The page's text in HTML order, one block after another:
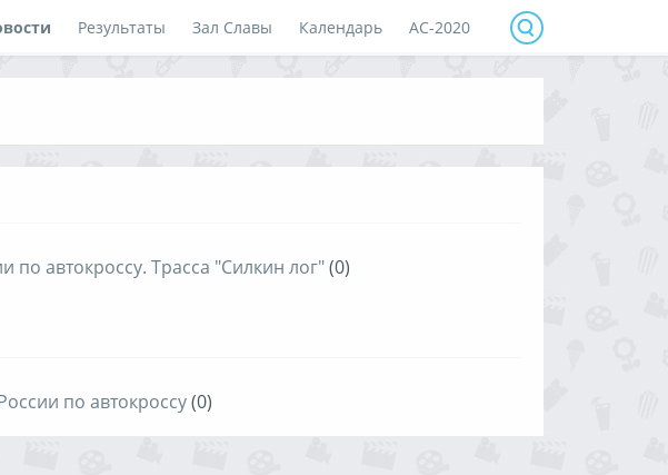
Результаты Зал Славы Календарь АС-2020
автокроссу. Трасса "Силкин лог"(0)
по автокроссу(0)